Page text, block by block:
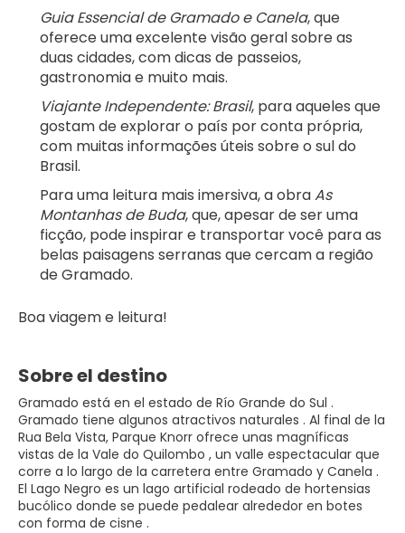
Guia Essencial de Gramado e Canela, que
oferece uma excelente visão geral sobre as
duas cidades, com dicas de passeios,
gastronomia e muito mais.
Viajante Independente: Brasil, para aqueles que
gostam de explorar o país por conta própria,
com muitas informações úteis sobre o sul do
Brasil.
Para uma leitura mais imersiva, a obra As
Montanhas de Buda, que, apesar de ser uma
ficção, pode inspirar e transportar você para as
belas paisagens serranas que cercam a região
de Gramado.
Boa viagem e leitura!
Sobre el destino
Gramado está en el estado de Río Grande do Sul .
Gramado tiene algunos atractivos naturales . Al final de la
Rua Bela Vista, Parque Knorr ofrece unas magníficas
vistas de la Vale do Quilombo , un valle espectacular que
corre a lo largo de la carretera entre Gramado y Canela .
El Lago Negro es un lago artificial rodeado de hortensias
bucólico donde se puede pedalear alrededor en botes
con forma de cisne .